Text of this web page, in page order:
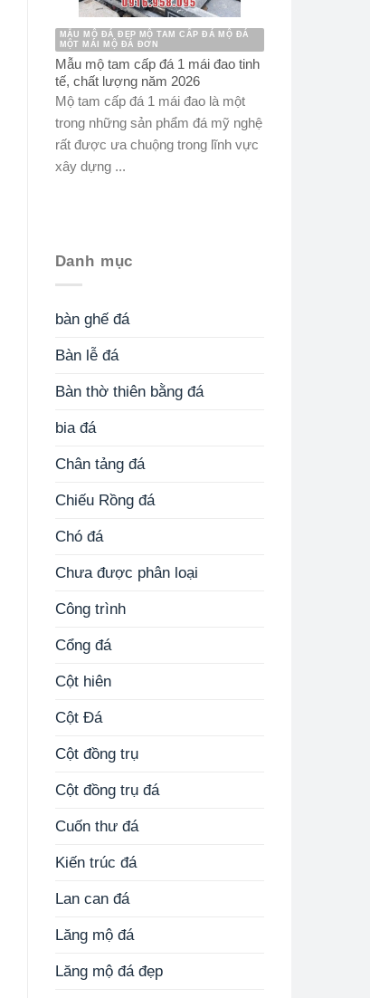
MẪU MỘ ĐÁ ĐẸP MỘ TAM CẤP ĐÁ MỘ ĐÁ
MỘT MÁI MỘ ĐÁ ĐƠN
Mẫu mộ tam cấp đá 1 mái đao tinh
tế, chất lượng năm 2026
Mộ tam cấp đá 1 mái đao là một
trong những sản phẩm đá mỹ nghệ
rất được ưa chuộng trong lĩnh vực
xây dựng ...
Danh mục
bàn ghế đá
Bàn lễ đá
Bàn thờ thiên bằng đá
bia đá
Chân tảng đá
Chiếu Rồng đá
Chó đá
Chưa được phân loại
Công trình
Cổng đá
Cột hiên
Cột Đá
Cột đồng trụ
Cột đồng trụ đá
Cuốn thư đá
Kiến trúc đá
Lan can đá
Lăng mộ đá
Lăng mộ đá đẹp